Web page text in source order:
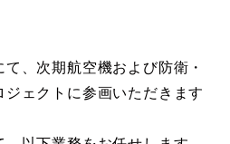
、次期航空機および防衛・
ェクトに参画いただきます